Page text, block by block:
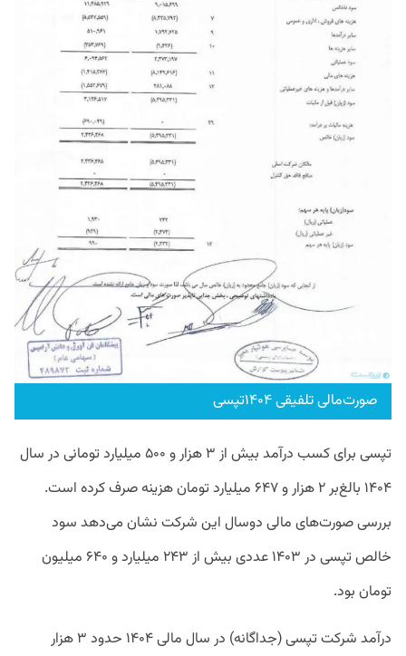
صورت‌مالی تلفیقی ۱۴۰۴تپسی
تپسی برای کسب درآمد بیش از ۳ هزار و ۵۰۰ میلیارد تومانی در سال
۱۴۰۴ بالغ‌بر ۲ هزار و ۶۴۷ میلیارد تومان هزینه صرف کرده است.
بررسی صورت‌های مالی دوسال این شرکت نشان می‌دهد سود
خالص تپسی در ۱۴۰۳ عددی بیش از ۲۴۳ میلیارد و ۶۴۰ میلیون
تومان بود.
درآمد شرکت تپسی (جداگانه) در سال مالی ۱۴۰۴ حدود ۳ هزار